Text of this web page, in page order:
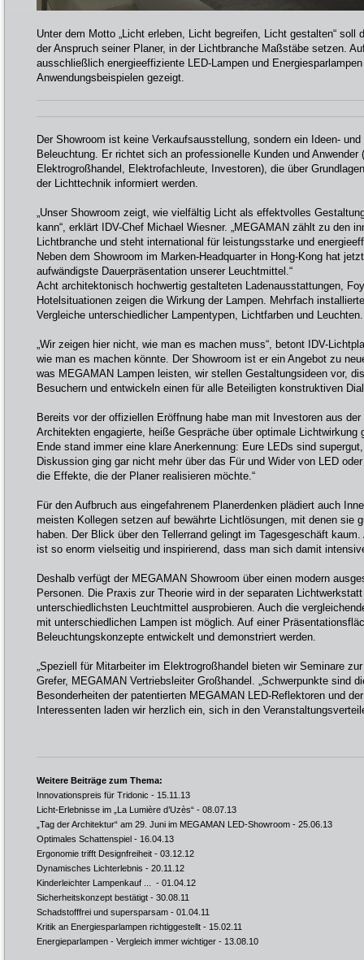
Unter dem Motto „Licht erleben, Licht begreifen, Licht gestalten“ soll
der Anspruch seiner Planer, in der Lichtbranche Maßstäbe setzen.
ausschließlich energieeffiziente LED-Lampen und
Anwendungsbeispielen gezeigt.
Der Showroom ist keine Verkaufsausstellung, sondern ein Ideen-
Beleuchtung. Er richtet sich an professionelle Kunden und Anwender
Elektrogroßhandel, Elektrofachleute, Investoren), die über
der Lichttechnik informiert werden.
„Unser Showroom zeigt, wie vielfältig Licht als effektvolles
kann“, erklärt IDV-Chef Michael Wiesner. „MEGAMAN zählt zu den
Lichtbranche und steht international für leistungsstarke und
Neben dem Showroom im Marken-Headquarter in Hong-Kong hat
aufwändigste Dauerpräsentation unserer Leuchtmittel.“
Acht architektonisch hochwertig gestalteten Ladenausstattungen,
Hotelsituationen zeigen die Wirkung der Lampen. Mehrfach
Vergleiche unterschiedlicher Lampentypen, Lichtfarben und Leuchten.
„Wir zeigen hier nicht, wie man es machen muss“, betont IDV-
wie man es machen könnte. Der Showroom ist er ein Angebot zu
was MEGAMAN Lampen leisten, wir stellen Gestaltungsideen vor,
Besuchern und entwickeln einen für alle Beteiligten konstruktiven
Bereits vor der offiziellen Eröffnung habe man mit Investoren aus der
Architekten engagierte, heiße Gespräche über optimale Lichtwirkung
Ende stand immer eine klare Anerkennung: Eure LEDs sind
Diskussion ging gar nicht mehr über das Für und Wider von LED
die Effekte, die der Planer realisieren möchte.“
Für den Aufbruch aus eingefahrenem Planerdenken plädiert auch
meisten Kollegen setzen auf bewährte Lichtlösungen, mit denen sie
haben. Der Blick über den Tellerrand gelingt im Tagesgeschäft
ist so enorm vielseitig und inspirierend, dass man sich damit
Deshalb verfügt der MEGAMAN Showroom über einen modern
Personen. Die Praxis zur Theorie wird in der separaten
unterschiedlichsten Leuchtmittel ausprobieren. Auch die
mit unterschiedlichen Lampen ist möglich. Auf einer
Beleuchtungskonzepte entwickelt und demonstriert werden.
„Speziell für Mitarbeiter im Elektrogroßhandel bieten wir Seminare
Grefer, MEGAMAN Vertriebsleiter Großhandel. „Schwerpunkte sind
Besonderheiten der patentierten MEGAMAN LED-Reflektoren und
Interessenten laden wir herzlich ein, sich in den
Weitere Beiträge zum Thema:
Innovationspreis für Tridonic - 15.11.13
Licht-Erlebnisse im „La Lumière d’Uzès“ - 08.07.13
„Tag der Architektur“ am 29. Juni im MEGAMAN LED-Showroom - 25.06.13
Optimales Schattenspiel - 16.04.13
Ergonomie trifft Designfreiheit - 03.12.12
Dynamisches Lichterlebnis - 20.11.12
Kinderleichter Lampenkauf ...
- 01.04.12
Sicherheitskonzept bestätigt - 30.08.11
Schadstofffrei und supersparsam - 01.04.11
Kritik an Energiesparlampen richtiggestellt - 15.02.11
Energieparlampen - Vergleich immer wichtiger - 13.08.10